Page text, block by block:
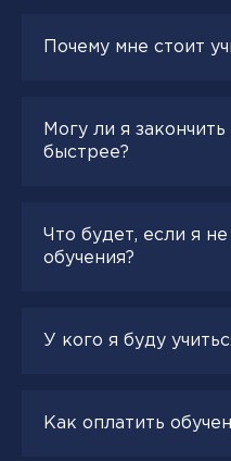
Почему мне стоит
Могу ли я
быстрее?
Что будет, если я
обучения?
У кого я буду
Как оплатить